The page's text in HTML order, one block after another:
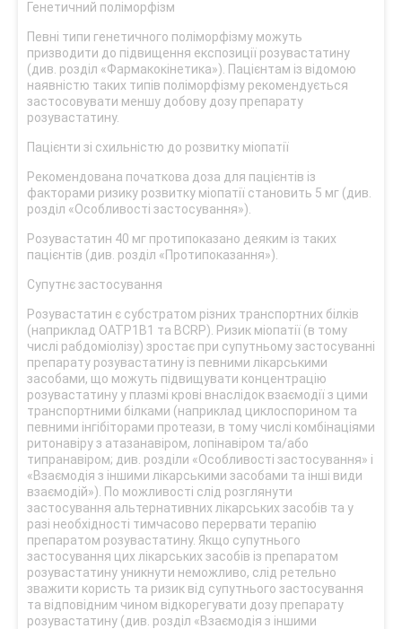
Генетичний поліморфізм
Певні типи генетичного поліморфізму можуть
призводити до підвищення експозиції розувастатину
(див. розділ «Фармакокінетика»). Пацієнтам із відомою
наявністю таких типів поліморфізму рекомендується
застосовувати меншу добову дозу препарату
розувастатину.
Пацієнти зі схильністю до розвитку міопатії
Рекомендована початкова доза для пацієнтів із
факторами ризику розвитку міопатії становить 5 мг (див.
розділ «Особливості застосування»).
Розувастатин 40 мг протипоказано деяким із таких
пацієнтів (див. розділ «Протипоказання»).
Супутнє застосування
Розувастатин є субстратом різних транспортних білків
(наприклад ОАТР1В1 та BCRP). Ризик міопатії (в тому
числі рабдоміолізу) зростає при супутньому застосуванні
препарату розувастатину із певними лікарськими
засобами, що можуть підвищувати концентрацію
розувастатину у плазмі крові внаслідок взаємодії з цими
транспортними білками (наприклад циклоспорином та
певними інгібіторами протеази, в тому числі комбінаціями
ритонавіру з атазанавіром, лопінавіром та/або
типранавіром; див. розділи «Особливості застосування» і
«Взаємодія з іншими лікарськими засобами та інші види
взаємодій»). По можливості слід розглянути
застосування альтернативних лікарських засобів та у
разі необхідності тимчасово перервати терапію
препаратом розувастатину. Якщо супутнього
застосування цих лікарських засобів із препаратом
розувастатину уникнути неможливо, слід ретельно
зважити користь та ризик від супутнього застосування
та відповідним чином відкорегувати дозу препарату
розувастатину (див. розділ «Взаємодія з іншими